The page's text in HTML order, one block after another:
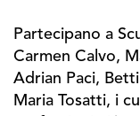
Partecipano a
Carmen Calvo,
Adrian Paci,
Maria Tosatti, i